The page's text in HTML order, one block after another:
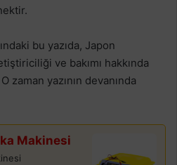
bu yazıda, Japon
ve bakımı hakkında
zaman yazının devanında
Makinesi